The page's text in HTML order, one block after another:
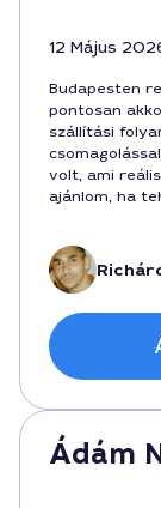
12 Május
Budapesten
pontosan
szállítási
volt, ami
ajánlom, ha
Ádám